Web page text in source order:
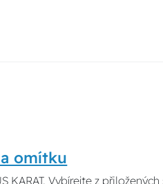
omítku
KARAT. Vybírejte z